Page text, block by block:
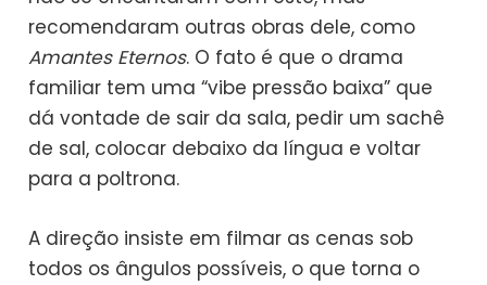
recomendaram outras obras dele, como
Amantes Eternos. O fato é que o drama
familiar tem uma “vibe pressão baixa” que
dá vontade de sair da sala, pedir um sachê
de sal, colocar debaixo da língua e voltar
para a poltrona.
A direção insiste em filmar as cenas sob
todos os ângulos possíveis, o que torna o